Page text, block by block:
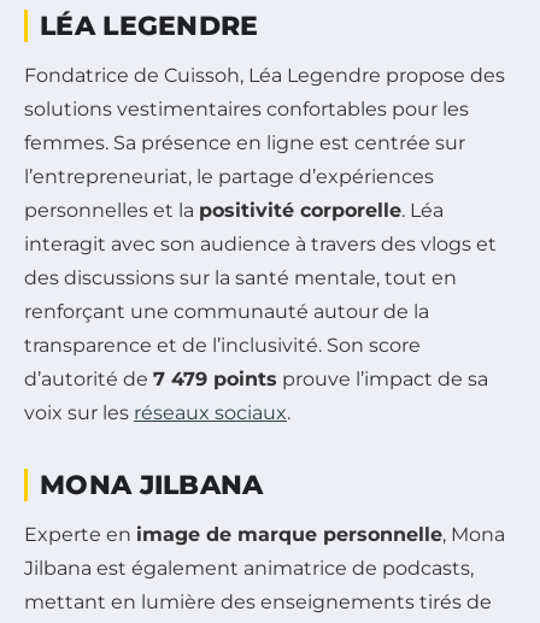
LÉA LEGENDRE
Fondatrice de Cuissoh, Léa Legendre propose des
solutions vestimentaires confortables pour les
femmes. Sa présence en ligne est centrée sur
l’entrepreneuriat, le partage d’expériences
personnelles et la positivité corporelle. Léa
interagit avec son audience à travers des vlogs et
des discussions sur la santé mentale, tout en
renforçant une communauté autour de la
transparence et de l’inclusivité. Son score
d’autorité de 7 479 points prouve l’impact de sa
voix sur les réseaux sociaux.
MONA JILBANA
Experte en image de marque personnelle, Mona
Jilbana est également animatrice de podcasts,
mettant en lumière des enseignements tirés de